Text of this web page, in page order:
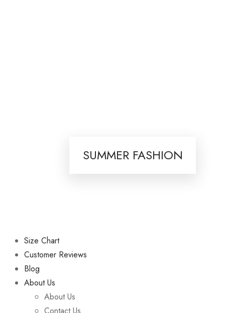
SUMMER FASHION
Size Chart
Customer Reviews
Blog
About Us
About Us